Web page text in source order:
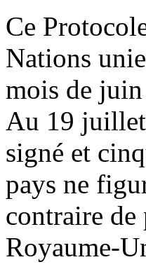
Ce
Nations
mois de
Au 19 juillet
signé et
pays ne
contraire de
Royaume-